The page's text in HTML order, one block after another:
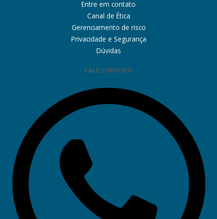
Entre em contato
Canal de Ética
Gerenciamento de risco
Privacidade e Segurança
Dúvidas
FALE CONOSCO